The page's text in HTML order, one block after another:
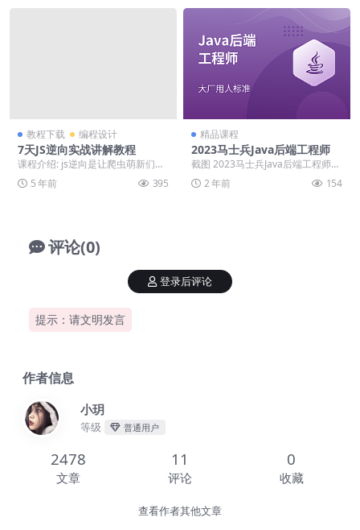
教程下载 编程设计
7天JS逆向实战讲解教程
课程介绍: js逆向是让爬虫萌新们比
较头疼的一块领域，因为市面上大
部分的爬虫书籍...
5 年前 395
精品课程
2023马士兵Java后端工程师
截图 2023马士兵Java后端工程师
课程目录 ├──1-第一阶段-学前须
知 ...2 年前 154
评论(0)
提示：请文明发言
登录后评论
作者信息
小玥
等级 普通用户
2478
文章
11
评论
0
收藏
查看作者其他文章